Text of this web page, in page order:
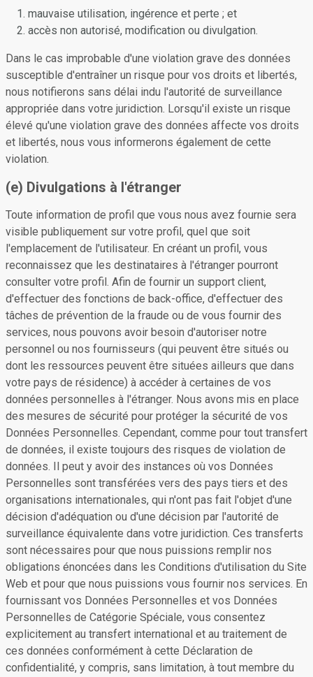
mauvaise utilisation, ingérence et perte ; et
accès non autorisé, modification ou divulgation.
Dans le cas improbable d'une violation grave des données
susceptible d'entraîner un risque pour vos droits et libertés,
nous notifierons sans délai indu l'autorité de surveillance
appropriée dans votre juridiction. Lorsqu'il existe un risque
élevé qu'une violation grave des données affecte vos droits
et libertés, nous vous informerons également de cette
violation.
(e) Divulgations à l'étranger
Toute information de profil que vous nous avez fournie sera
visible publiquement sur votre profil, quel que soit
l'emplacement de l'utilisateur. En créant un profil, vous
reconnaissez que les destinataires à l'étranger pourront
consulter votre profil. Afin de fournir un support client,
d'effectuer des fonctions de back-office, d'effectuer des
tâches de prévention de la fraude ou de vous fournir des
services, nous pouvons avoir besoin d'autoriser notre
personnel ou nos fournisseurs (qui peuvent être situés ou
dont les ressources peuvent être situées ailleurs que dans
votre pays de résidence) à accéder à certaines de vos
données personnelles à l'étranger. Nous avons mis en place
des mesures de sécurité pour protéger la sécurité de vos
Données Personnelles. Cependant, comme pour tout transfert
de données, il existe toujours des risques de violation de
données. Il peut y avoir des instances où vos Données
Personnelles sont transférées vers des pays tiers et des
organisations internationales, qui n'ont pas fait l'objet d'une
décision d'adéquation ou d'une décision par l'autorité de
surveillance équivalente dans votre juridiction. Ces transferts
sont nécessaires pour que nous puissions remplir nos
obligations énoncées dans les Conditions d'utilisation du Site
Web et pour que nous puissions vous fournir nos services. En
fournissant vos Données Personnelles et vos Données
Personnelles de Catégorie Spéciale, vous consentez
explicitement au transfert international et au traitement de
ces données conformément à cette Déclaration de
confidentialité, y compris, sans limitation, à tout membre du